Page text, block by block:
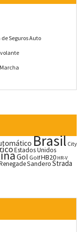
Seguros Auto
volante
Brasil City
Estados Unidos
Gol GolfHB20 HR-V
SanderoStrada